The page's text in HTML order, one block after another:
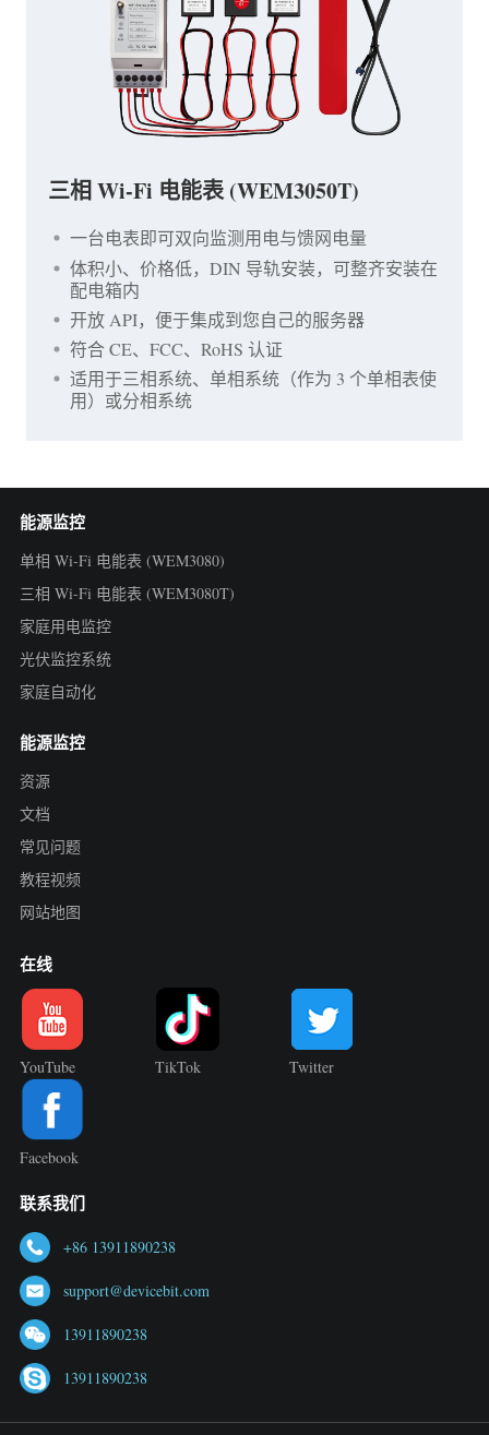
三相 Wi-Fi 电能表 (WEM3050T)
一台电表即可双向监测用电与馈网电量
体积小、价格低，DIN 导轨安装，可整齐安装在
配电箱内
开放 API，便于集成到您自己的服务器
符合 CE、FCC、RoHS 认证
适用于三相系统、单相系统（作为 3 个单相表使
用）或分相系统
能源监控
单相 Wi-Fi 电能表 (WEM3080)
三相 Wi-Fi 电能表 (WEM3080T)
家庭用电监控
光伏监控系统
家庭自动化
能源监控
资源
文档
常见问题
教程视频
网站地图
在线
YouTube TikTok Twitter
Facebook
联系我们
+86 13911890238
support@devicebit.com
13911890238
13911890238